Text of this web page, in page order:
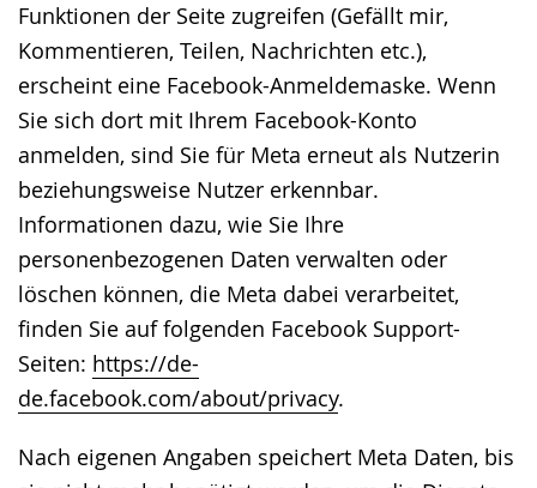
Funktionen der Seite zugreifen (Gefällt mir,
Kommentieren, Teilen, Nachrichten etc.),
erscheint eine Facebook-Anmeldemaske. Wenn
Sie sich dort mit Ihrem Facebook-Konto
anmelden, sind Sie für Meta erneut als Nutzerin
beziehungsweise Nutzer erkennbar.
Informationen dazu, wie Sie Ihre
personenbezogenen Daten verwalten oder
löschen können, die Meta dabei verarbeitet,
finden Sie auf folgenden Facebook Support-
Seiten: https://de-
de.facebook.com/about/privacy.
Nach eigenen Angaben speichert Meta Daten, bis